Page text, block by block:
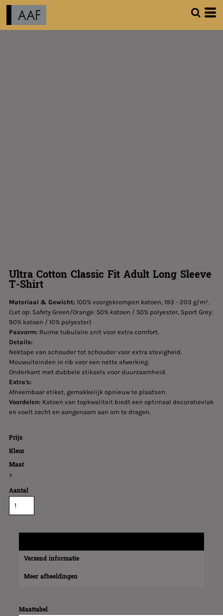
Ultra Cotton Classic Fit Adult Long Sleeve
T-Shirt
Materiaal & Gewicht: 100% voorgekrompen katoen, 193 - 203 g/m².
(Let op: Safety Green/Orange: 50% katoen / 50% polyester, Sport Grey:
90% katoen / 10% polyester)
Pasvorm: Ruime tubulaire snit voor extra comfort.
Details:
Nektape van schouder tot schouder voor extra stevigheid.
Mouwuiteinden in rib voor een nette afwerking.
Onderkant met dubbele stiksels voor duurzaamheid.
Extra's:
Afneembaar etiket, gemakkelijk opnieuw te plaatsen.
Voordelen: Katoen van topkwaliteit biedt een optimaal decoratievlak
en voelt zacht en aangenaam aan om te dragen.
Prijs
Kleur
Maat
>
Aantal
Verzend informatie
Meer afbeeldingen
Maattabel